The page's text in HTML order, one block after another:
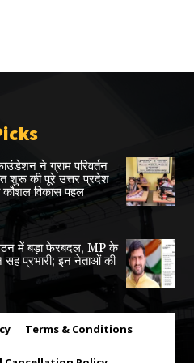
ने ग्राम परिवर्तन
शुरू की पूरे उत्तर प्रदेश
कौशल विकास पहल
में बड़ा फेरबदल, MP के
सह प्रभारी; इन नेताओं की
Terms & Conditions